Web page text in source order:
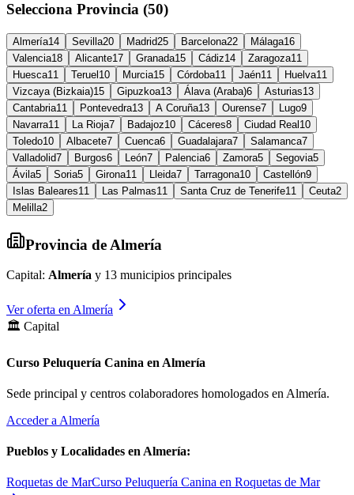
Selecciona Provincia (50)
Almería14 Sevilla20 Madrid25 Barcelona22 Málaga16
Valencia18 Alicante17 Granada15 Cádiz14 Zaragoza11
Huesca11 Teruel 10 Murcia15 Córdoba11 Jaén11 Huelva11
Vizcaya (Bizkaia)15 Gipuzkoa13 Álava (Araba)6 Asturias13
Cantabria11 Pontevedra13 A Coruña13 Ourense7 Lugo9
Navarra11 La Rioja7 Badajoz10 Cáceres8 Ciudad Real 10
Toledo10 Albacete7 Cuenca6 Guadalajara7 Salamanca7
Valladolid7 Burgos6 León7 Palencia6 Zamora5 Segovia5
Ávila5 Soria5 Girona11 Lleida7 Tarragona10 Castellón9
Islas Baleares11 Las Palmas11 Santa Cruz de Tenerife11 Ceuta2
Melilla2
Provincia de Almería
Capital: Almería y 13 municipios principales
Ver oferta en Almería
🏛️ Capital
Curso Peluquería Canina en Almería
Sede principal y centros colaboradores homologados en Almería.
Acceder a Almería
Pueblos y Localidades en Almería:
Roquetas de MarCurso Peluquería Canina en Roquetas de Mar